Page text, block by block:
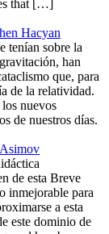
that […]
Hacyan
tenían sobre la
han
que, para
de la relatividad.
nuevos
de nuestros días.
de esta Breve
inmejorable para
a esta
este dominio de